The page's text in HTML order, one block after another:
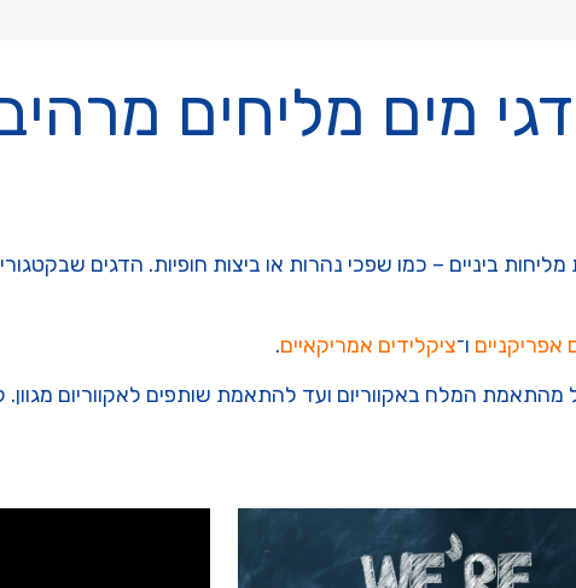
מים מליחים
ביניים – כמו שפכי נהרות או ביצות חופיות. הדגים
אפריקניים ו־ציקלידים אמריקאיים.
מהתאמת המלח באקווריום ועד להתאמת שותפים לאקווריום